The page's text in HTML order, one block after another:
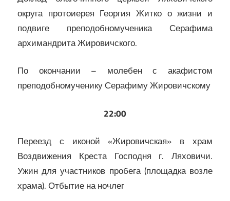
округа протоиерея Георгия Житко о жизни и
подвиге преподобномученика Серафима
архимандрита Жировичского.
По окончании – молебен с акафистом
преподобномученику Серафиму Жировичскому
22:00
Переезд с иконой «Жировичская» в храм
Воздвижения Креста Господня г. Ляховичи.
Ужин для участников пробега (площадка возле
храма). Отбытие на ночлег